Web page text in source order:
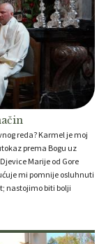
reda? Karmel je moj
prema Bogu uz
Marije od Gore
mi pomnije osluhnuti
nastojimo biti bolji